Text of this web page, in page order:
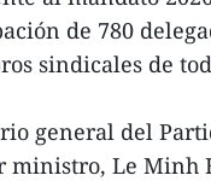
de 780
sindicales de
general del
ministro, Le Minh